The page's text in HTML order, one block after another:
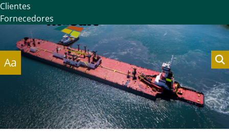
Clientes
Fornecedores
Aa